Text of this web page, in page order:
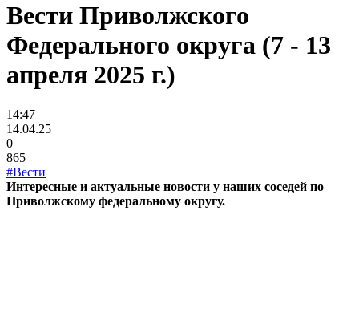
Вести Приволжского
Федерального округа (7 - 13
апреля 2025 г.)
14:47
14.04.25
0
865
#Вести
Интересные и актуальные новости у наших соседей по
Приволжскому федеральному округу.